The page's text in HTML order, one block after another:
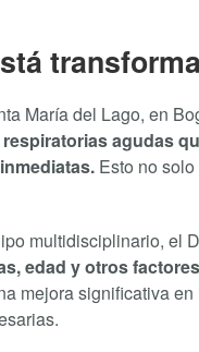
María del Lago, en
agudas
Esto no
multidisciplinario, el
edad y otros factores
mejora significativa